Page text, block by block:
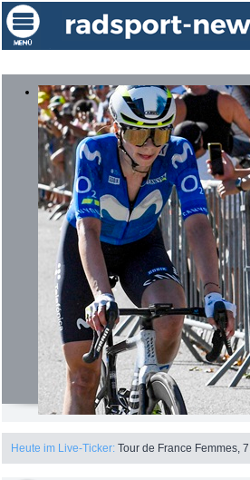
Niedermaier als Edelhelferin: “Es ging nicht anders!“
Am Ventoux wieder in Reussers
Heute im Live-Ticker: Tour de France Femmes,